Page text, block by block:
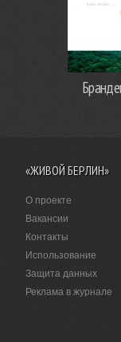
«ЖИВОЙ БЕРЛИН»
О проекте
Вакансии
Контакты
Использование
Защита данных
Реклама в журнале